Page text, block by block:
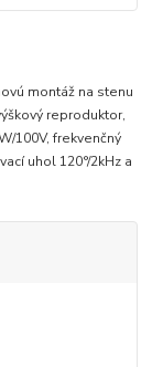
montáž na stenu
reproduktor,
100V, frekvenčný
uhol 120°/2kHz a